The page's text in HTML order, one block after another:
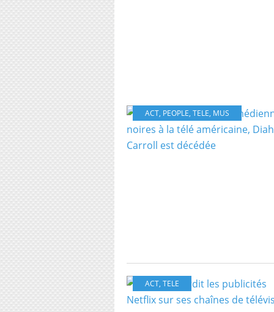
ACT, PEOPLE, TELE, MUS
ACT, TELE